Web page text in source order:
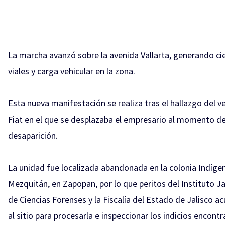
La marcha avanzó sobre la avenida Vallarta, generando
viales y carga vehicular en la zona.
Esta nueva manifestación se realiza tras el hallazgo del
Fiat en el que se desplazaba el empresario al momento
desaparición.
La unidad fue localizada abandonada en la colonia
Mezquitán, en Zapopan, por lo que peritos del Instituto
de Ciencias Forenses y la Fiscalía del Estado de Jalisco
al sitio para procesarla e inspeccionar los indicios